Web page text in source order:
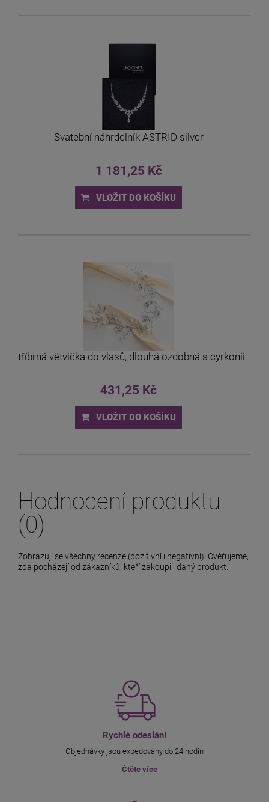
Svatební náhrdelník ASTRID silver
1 181,25 Kč
VLOŽIT DO KOŠÍKU
Stříbrná větvička do vlasů, dlouhá ozdobná s cyrkonii
431,25 Kč
VLOŽIT DO KOŠÍKU
Hodnocení produktu
(0)
Zobrazují se všechny recenze (pozitivní i negativní). Ověřujeme,
zda pocházejí od zákazníků, kteří zakoupili daný produkt.
Rychlé odeslání
Objednávky jsou expedovány do 24 hodin
Čtěte více